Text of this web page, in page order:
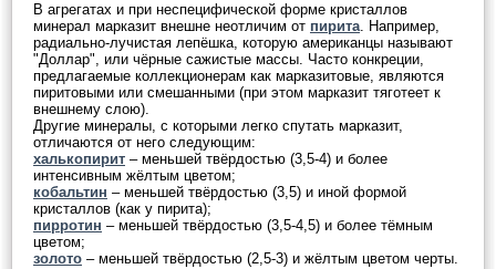
В агрегатах и при неспецифической форме кристаллов
минерал марказит внешне неотличим от пирита. Например,
радиально-лучистая лепёшка, которую американцы называют
"Доллар", или чёрные сажистые массы. Часто конкреции,
предлагаемые коллекционерам как марказитовые, являются
пиритовыми или смешанными (при этом марказит тяготеет к
внешнему слою).
Другие минералы, с которыми легко спутать марказит,
отличаются от него следующим:
халькопирит – меньшей твёрдостью (3,5-4) и более
интенсивным жёлтым цветом;
кобальтин – меньшей твёрдостью (3,5) и иной формой
кристаллов (как у пирита);
пирротин – меньшей твёрдостью (3,5-4,5) и более тёмным
цветом;
золото – меньшей твёрдостью (2,5-3) и жёлтым цветом черты.